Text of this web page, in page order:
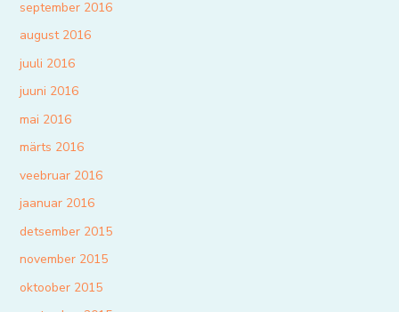
september 2016
august 2016
juuli 2016
juuni 2016
mai 2016
märts 2016
veebruar 2016
jaanuar 2016
detsember 2015
november 2015
oktoober 2015